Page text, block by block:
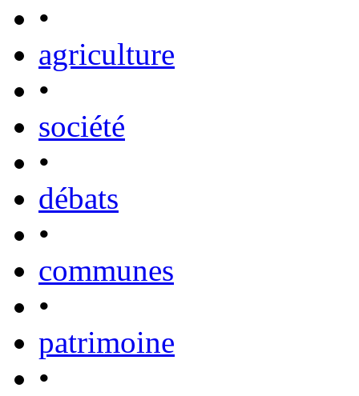
•
agriculture
•
société
•
débats
•
communes
•
patrimoine
•